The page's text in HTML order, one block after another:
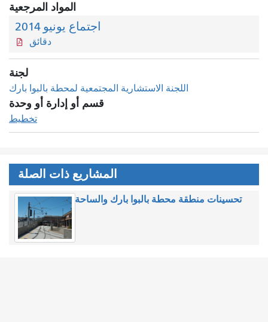
المواد المرجعية
اجتماع يونيو 2014
دقائق
لجنة
اللجنة الاستشارية المجتمعية لمحطة بالبوا بارك
قسم أو إدارة أو وحدة
تخطيط
المشاريع ذات الصلة
تحسينات منطقة محطة بالبوا بارك والساحة